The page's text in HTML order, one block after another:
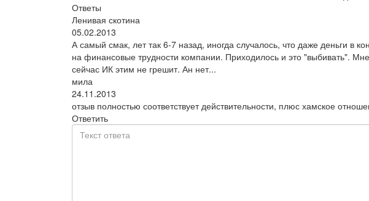
Ответы
Ленивая скотина
05.02.2013
А самый смак, лет так 6-7 назад, иногда случалось, что даже деньги в
на финансовые трудности компании. Приходилось и это "выбивать".
сейчас ИК этим не грешит. Ан нет...
мила
24.11.2013
отзыв полностью соответствует действительности, плюс хамское
Ответить